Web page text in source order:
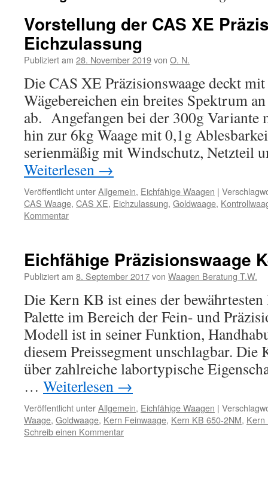
Vorstellung der CAS XE
Eichzulassung
Publiziert am 28. November 2019von O. N.
Die CAS XE Präzisionswaage deckt
Wägebereichen ein breites Spektrum
ab. Angefangen bei der 300g Variante
hin zur 6kg Waage mit 0,1g
serienmäßig mit Windschutz, Netzteil
Weiterlesen →
Veröffentlicht unterAllgemein, Eichfähige Waagen |
CAS Waage, CAS XE, Eichzulassung, Goldwaage,
Kommentar
Eichfähige Präzisionswaage
Publiziert am 8. September 2017von Waagen Beratung T.W.
Die Kern KB ist eines der
Palette im Bereich der Fein- und
Modell ist in seiner Funktion,
diesem Preissegment unschlagbar.
über zahlreiche labortypische
… Weiterlesen →
Veröffentlicht unterAllgemein, Eichfähige Waagen |
Waage, Goldwaage, Kern Feinwaage, Kern KB 650-2NM, Kern
Schreib einen Kommentar